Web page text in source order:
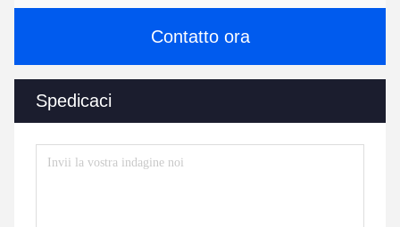
Contatto ora
Spedicaci